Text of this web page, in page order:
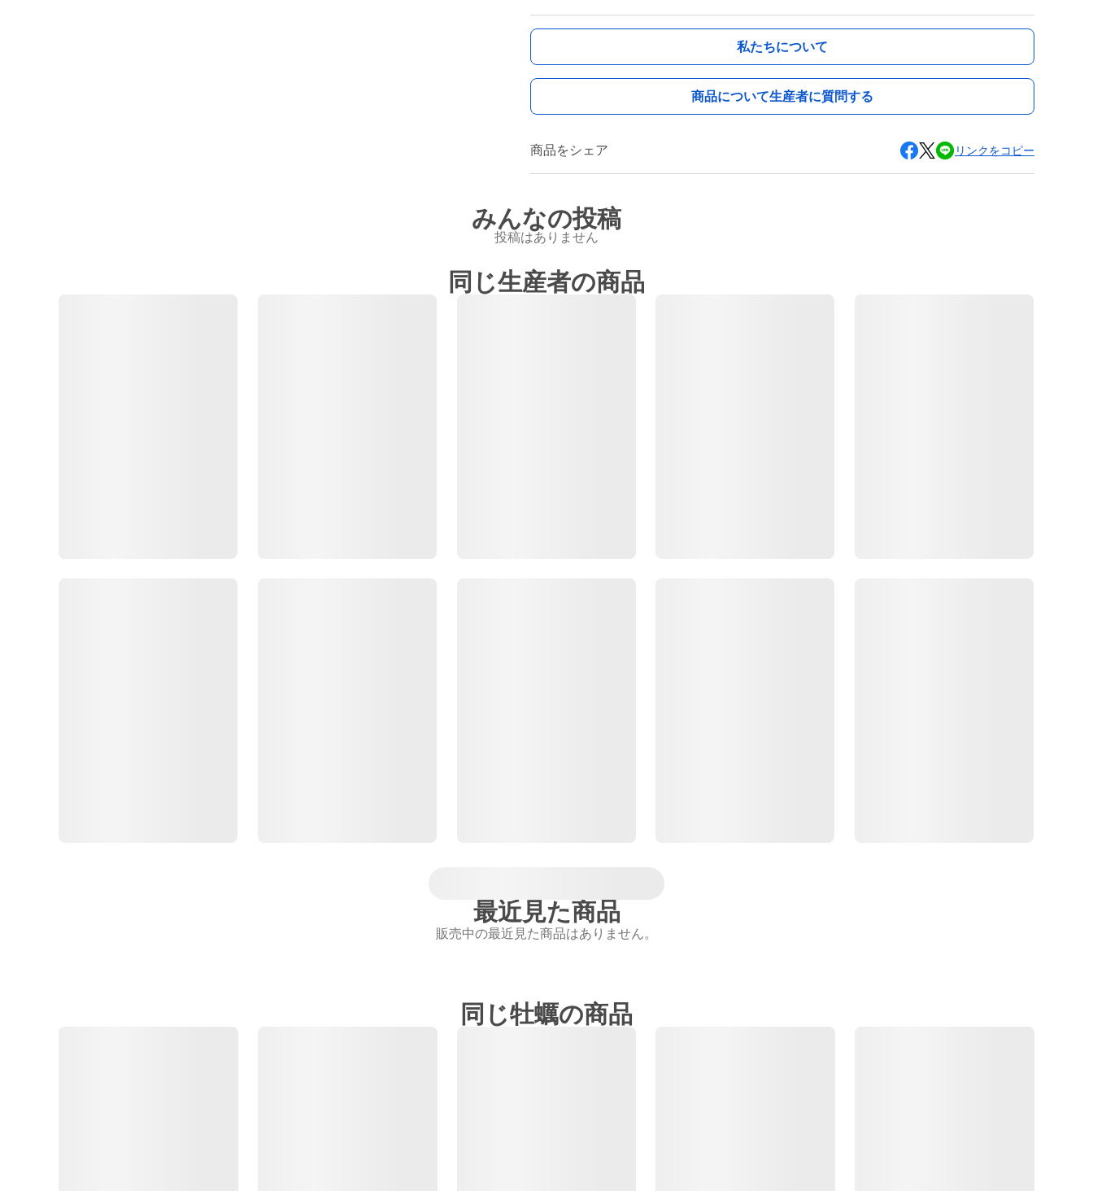
私たちについて
商品について生産者に質問する
商品をシェア リンクをコピー
みんなの投稿
投稿はありません
同じ生産者の商品
最近見た商品
販売中の最近見た商品はありません。
同じ牡蠣の商品